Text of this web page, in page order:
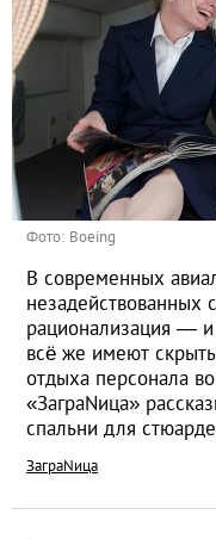
Фото: Boeing
В современных
незадействованных
рационализация —
всё же имеют
отдыха персонала
«ЗаграNица»
спальни для
ЗаграNица